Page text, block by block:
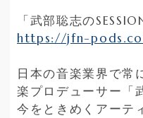
「武部聡志の
https://jfn-
日本の音楽業界で常
楽プロデューサー「
今をときめくアーテ